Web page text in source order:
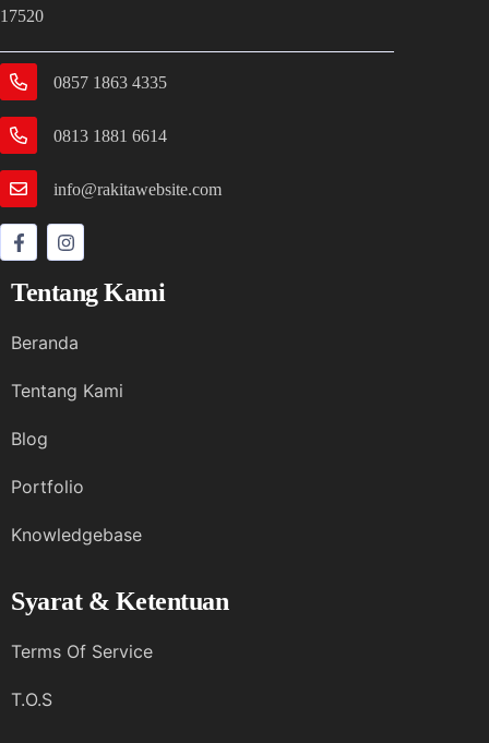
17520
0857 1863 4335
0813 1881 6614
info@rakitawebsite.com
Tentang Kami
Beranda
Tentang Kami
Blog
Portfolio
Knowledgebase
Syarat & Ketentuan
Terms Of Service
T.O.S